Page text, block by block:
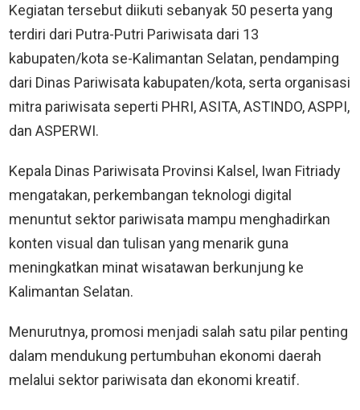
Kegiatan tersebut diikuti sebanyak 50 peserta yang
terdiri dari Putra-Putri Pariwisata dari 13
kabupaten/kota se-Kalimantan Selatan, pendamping
dari Dinas Pariwisata kabupaten/kota, serta organisasi
mitra pariwisata seperti PHRI, ASITA, ASTINDO, ASPPI,
dan ASPERWI.
Kepala Dinas Pariwisata Provinsi Kalsel, Iwan Fitriady
mengatakan, perkembangan teknologi digital
menuntut sektor pariwisata mampu menghadirkan
konten visual dan tulisan yang menarik guna
meningkatkan minat wisatawan berkunjung ke
Kalimantan Selatan.
Menurutnya, promosi menjadi salah satu pilar penting
dalam mendukung pertumbuhan ekonomi daerah
melalui sektor pariwisata dan ekonomi kreatif.